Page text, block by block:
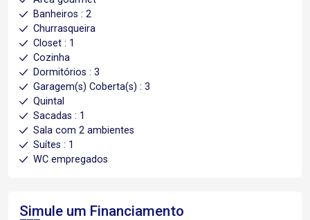
Banheiros : 2
Churrasqueira
Closet : 1
Cozinha
Dormitórios : 3
Garagem(s) Coberta(s) : 3
Quintal
Sacadas : 1
Sala com 2 ambientes
Suítes : 1
WC empregados
Simule um Financiamento